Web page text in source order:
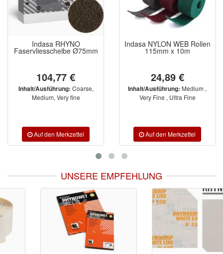
Indasa RHYNO
Faservliesscheibe Ø75mm
104,77 €
Inhalt/Ausführung: Coarse,
Medium, Very fine
Indasa NYLON WEB Rollen
115mm x 10m
24,89 €
Inhalt/Ausführung: Medium ,
Very Fine , Ultra Fine
UNSERE EMPFEHLUNG